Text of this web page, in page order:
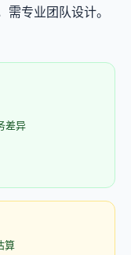
需专业团队设计。
差异
算